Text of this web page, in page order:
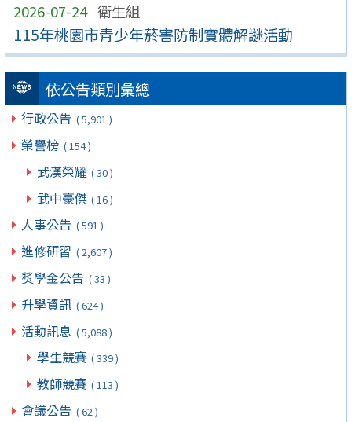
2026-07-24 衛生組
115年桃園市青少年菸害防制實體解謎活動
依公告類別彙總
行政公告 ( 5,901 )
榮譽榜 ( 154 )
武漢榮耀 ( 30 )
武中豪傑 ( 16 )
人事公告 ( 591 )
進修研習 ( 2,607 )
獎學金公告 ( 33 )
升學資訊 ( 624 )
活動訊息 ( 5,088 )
學生競賽 ( 339 )
教師競賽 ( 113 )
會議公告 ( 62 )